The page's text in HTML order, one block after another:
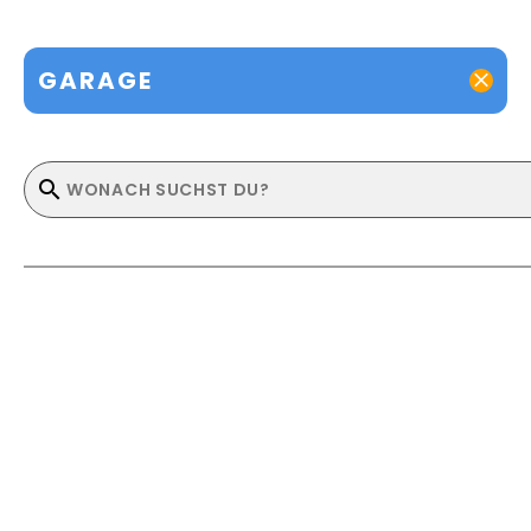
GARAGE